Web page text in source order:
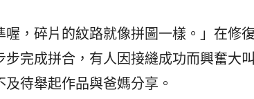
，碎片的紋路就像拼圖一樣。」在修
步完成拼合，有人因接縫成功而興奮大
待舉起作品與爸媽分享。